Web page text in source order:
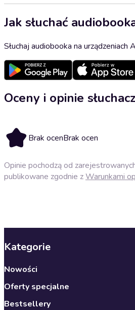
Jak słuchać
Słuchaj audiobooka na
Oceny i opinie
Brak ocenBrak ocen
Opinie pochodzą od
publikowane zgodnie zWarunkami
Kategorie
Nowości
Oferty specjalne
Bestsellery